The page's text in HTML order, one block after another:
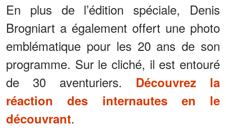
En plus de l’édition spéciale, Denis
Brogniart a également offert une photo
emblématique pour les 20 ans de son
programme. Sur le cliché, il est entouré
de 30 aventuriers. Découvrez la
réaction des internautes en le
découvrant.